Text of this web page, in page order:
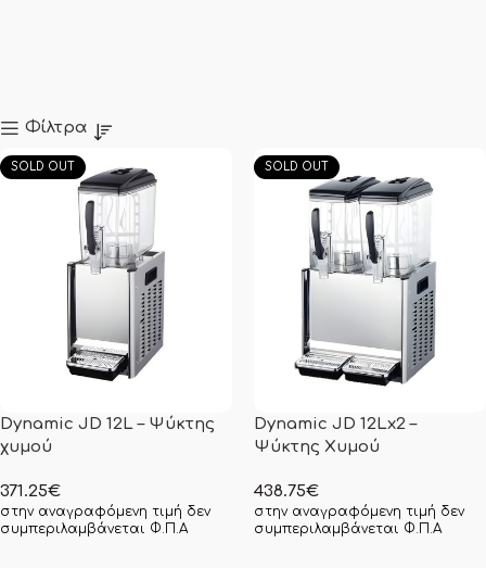
Φίλτρα
SOLD OUT
Dynamic JD 12L – Ψύκτης
χυμού
371.25€
στην αναγραφόμενη τιμή δεν
συμπεριλαμβάνεται Φ.Π.Α
SOLD OUT
Dynamic JD 12Lx2 –
Ψύκτης Χυμού
438.75€
στην αναγραφόμενη τιμή δεν
συμπεριλαμβάνεται Φ.Π.Α